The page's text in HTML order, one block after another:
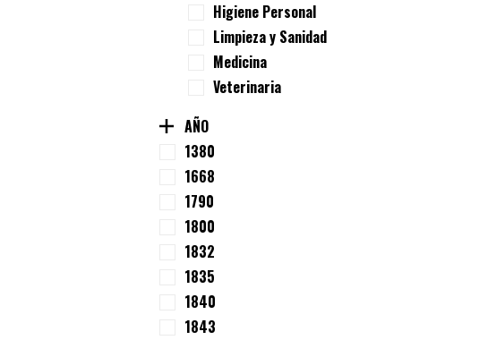
Higiene Personal
Limpieza y Sanidad
Medicina
Veterinaria
AÑO
1380
1668
1790
1800
1832
1835
1840
1843